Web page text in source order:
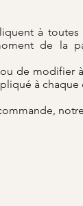
à
de la
de
à